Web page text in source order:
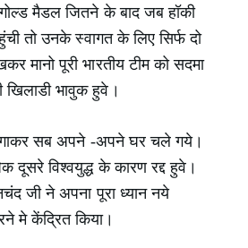
मैडल जितने के बाद जब हॉकी
तो उनके स्वागत के लिए सिर्फ दो
मानो पूरी भारतीय टीम को सदमा
भावुक हुवे।
सब अपने -अपने घर चले गये।
विश्वयुद्ध के कारण रद्द हुवे।
जी ने अपना पूरा ध्यान नये
मे केंद्रित किया।